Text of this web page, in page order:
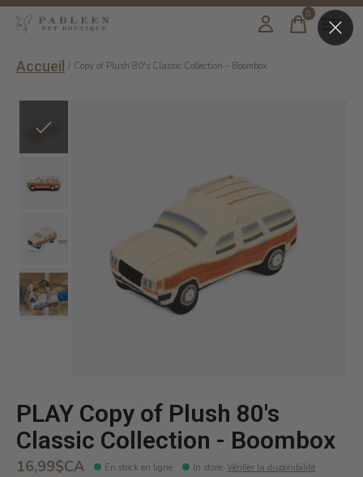
0items
Accueil / Copy of Plush 80's Classic Collection - Boombox
PLAY Copy of Plush 80's
Classic Collection - Boombox
16,99$CA En stock en ligne In store:Vérifier la disponibilité